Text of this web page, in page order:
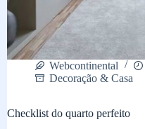
Webcontinental
Decoração & Casa
Checklist do quarto perfeito